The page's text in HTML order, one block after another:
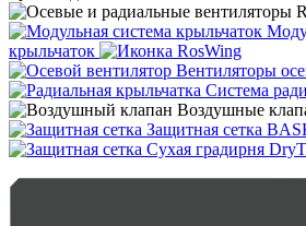
крыльчаток
Вентиляторы
Система
Воздушные
Защитная сетка
Сухая градирня